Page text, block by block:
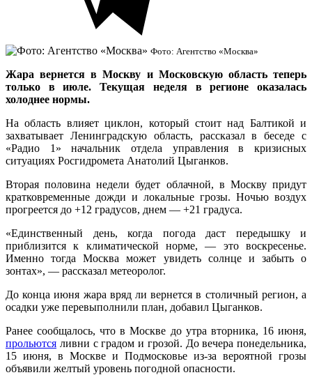
Фото: Агентство «Москва»
Жара вернется в Москву и Московскую область теперь
только в июле. Текущая неделя в регионе оказалась
холоднее нормы.
На область влияет циклон, который стоит над Балтикой и
захватывает Ленинградскую область, рассказал в беседе с
«Радио 1» начальник отдела управления в кризисных
ситуациях Росгидромета Анатолий Цыганков.
Вторая половина недели будет облачной, в Москву придут
кратковременные дожди и локальные грозы. Ночью воздух
прогреется до +12 градусов, днем — +21 градуса.
«Единственный день, когда погода даст передышку и
приблизится к климатической норме, — это воскресенье.
Именно тогда Москва может увидеть солнце и забыть о
зонтах», — рассказал метеоролог.
До конца июня жара вряд ли вернется в столичный регион, а
осадки уже перевыполнили план, добавил Цыганков.
Ранее сообщалось, что в Москве до утра вторника, 16 июня,
прольются ливни с градом и грозой. До вечера понедельника,
15 июня, в Москве и Подмосковье из-за вероятной грозы
объявили желтый уровень погодной опасности.